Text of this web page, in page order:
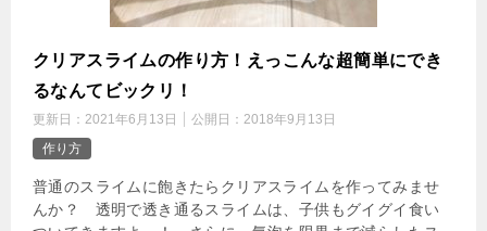
クリアスライムの作り方！えっこんな超簡単にでき
るなんてビックリ！
更新日： 2021年6月13日 公開日： 2018年9月13日
作り方
普通のスライムに飽きたらクリアスライムを作ってみませ
んか？ 透明で透き通るスライムは、子供もグイグイ食い